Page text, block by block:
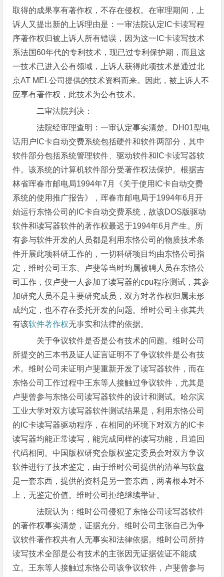
取得的成果享有著作权，不存在侵权。在审理期间，上
诉人又提出新的上诉理由是：一审法院认定IC卡读写程
序著作权归被上诉人所有错误，因为这一IC卡读写技术
系法国60年代的专利技术，现已过专利保护期，而且这
一技术已进入公有领域，上诉人获得此项技术是通过北
京AT MEL公司提供的技术资料而来。因此，被上诉人不
应享有著作权，此技术为公有技术。
二审法院判决：
法院经审理查明：一审认定事实清楚。DH01型电
话用户IC卡自动交费系统包括硬件和软件两部分，其中
软件部分包括系统管理软件、驱动软件和IC卡读写器软
件。该系统的计算机软件部分受著作权法保护。根据吉
林省珲春市邮电局1994年7月《关于使用IC卡自动交费
系统的使用推广报告》，珲春市邮电局于1994年6月开
始运行东恪公司的IC卡自动交费系统，故该DOS版驱动
软件和读写器软件的著作权最迟于1994年6月产生。所
有参与软件开发的人员都是利用东恪公司的物质技术条
件开展此项科研工作的，一切科研项目均由东恪公司指
定，维时公司王东、卢斐等当时均属被聘人员在东恪公
司工作，仅卢斐一人参加了读写器的cpu程序测试，其参
加研究人员不是主要研究成员，双方对著作权归属未形
成约定，也不存在委托开发的问题。维时公司主张其共
有该软件著作权无事实和法律的依据。
关于争议软件是否是公有技术的问题。维时公司
所提交的三本书及证人证言证明不了争议软件是公有技
术。维时公司未证明卢斐重新开发了读写器软件，而在
东恪公司工作过程中王东等人接触过争议软件，尤其是
卢斐曾参与东恪公司读写器软件的设计和测试。哈尔滨
工业大学对双方读写器软件测试结果是，利用东恪公司
的IC卡读写器驱动程序，在相同的环境下对双方的IC卡
读写器均能正常读写，能完成同样的读写功能，且追回
代码相同。中国版权研究会版权鉴定委员会对双方争议
软件进行了技术鉴定，由于维时公司提供的清单与软盘
是一套东西，提供的资料是另一套东西，两者根本对不
上，无鉴定价值。维时公司拒绝继续举证。
法院认为：维时公司侵犯了东恪公司读写器软件
的著作权事实清楚，证据充分。维时公司主张自己为争
议软件著作权共有人无事实和法律依据。维时公司所持
读写技术全部是公有技术的主张因无证据佐证不能成
立。王东等人接触过东恪公司该争议软件，卢斐曾参与